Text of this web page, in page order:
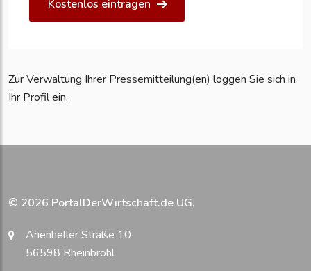
Kostenlos eintragen
Zur Verwaltung Ihrer Pressemitteilung(en) loggen Sie sich in
Ihr Profil ein.
© 2026 PortalDerWirtschaft.de UG.
Arienheller Straße 10
56598 Rheinbrohl